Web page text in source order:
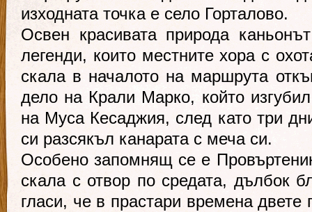
изходната точка е село Горталово.
Освен красивата природа
легенди, които местните хора с
скала в началото на маршрута
дело на Крали Марко, който
на Муса Кесаджия, след като три
си разсякъл канарата с меча си.
Особено запомнящ се е
скала с отвор по средата, дълбок
гласи, че в прастари времена